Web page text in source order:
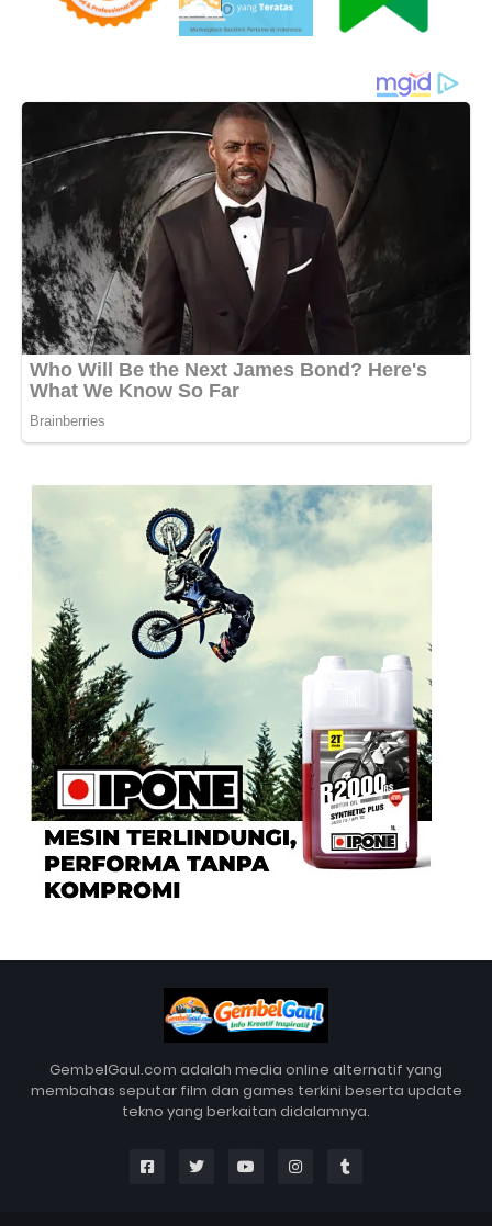
GembelGaul.com adalah media online alternatif yang
membahas seputar film dan games terkini beserta update
tekno yang berkaitan didalamnya.